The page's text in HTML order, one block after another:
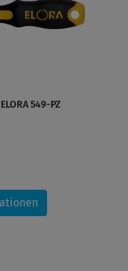
549-PZ